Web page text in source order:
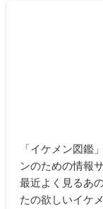
「イケメン図鑑
ンのための情報
最近よく見るあ
たの欲しいイケ